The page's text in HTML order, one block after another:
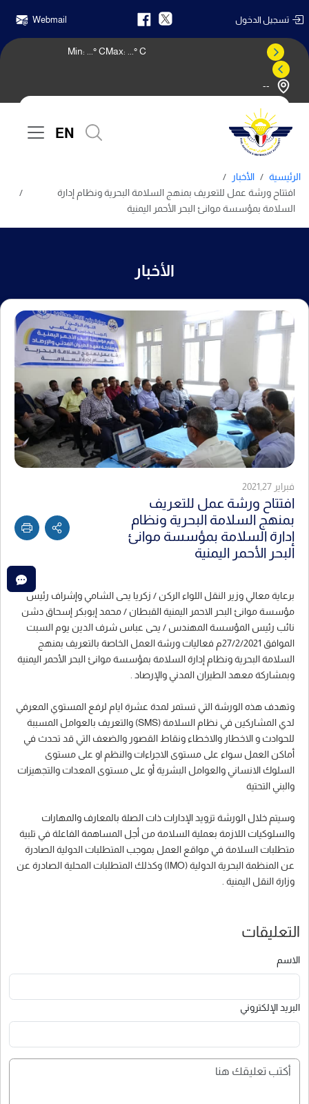
تسجيل الدخول Webmail
--
Max: ° C
Min: ° C
EN
الرئيسية
الأخبار
افتتاح ورشة عمل للتعريف بمنهج السلامة البحرية ونظام إدارة
السلامة بمؤسسة موانئ البحر الأحمر اليمنية
الأخبار
فبراير 2021,27
افتتاح ورشة عمل للتعريف
بمنهج السلامة البحرية ونظام
إدارة السلامة بمؤسسة موانئ
البحر الأحمر اليمنية
برعاية معالي وزير النقل اللواء الركن / زكريا يحى الشامي وإشراف رئيس
مؤسسة موانئ البحر الاحمر اليمنية القبطان / محمد إبوبكر إسحاق دشن
نائب رئيس المؤسسة المهندس / يحى عباس شرف الدين يوم السبت
الموافق 27/2/2021م فعاليات ورشة العمل الخاصة بالتعريف بمنهج
السلامة البحرية ونظام إدارة السلامة بمؤسسة موانئ البحر الأحمر اليمنية
وبمشاركة معهد الطيران المدني والإرصاد .
وتهدف هذه الورشة التي تستمر لمدة عشرة ايام لرفع المستوي المعرفي
لدي المشاركين في نظام السلامة (SMS) والتعريف بالعوامل المسببة
للحوادث و الاخطار والاخطاء ونقاط القصور والضعف التي قد تحدث في
أماكن العمل سواء على مستوى الاجراءات والنظم او على مستوى
السلوك الانساني والعوامل البشرية أو على مستوى المعدات والتجهيزات
والبني التحتية
وسيتم خلال الورشة تزويد الإدارات ذات الصلة بالمعارف والمهارات
والسلوكيات اللازمة بعملية السلامة من أجل المساهمة الفاعلة في تلبية
متطلبات السلامة في مواقع العمل بموجب المتطلبات الدولية الصادرة
عن المنظمة البحرية الدولية (IMO) وكذلك المتطلبات المحلية الصادرة عن
وزارة النقل اليمنية .
التعليقات
الاسم
البريد الإلكتروني